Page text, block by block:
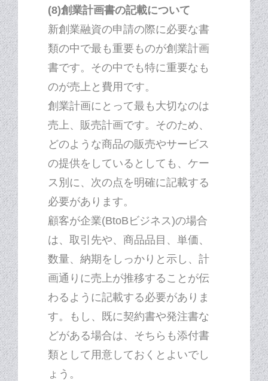
(8)創業計画書の記載について
新創業融資の申請の際に必要な書
類の中で最も重要ものが創業計画
書です。その中でも特に重要なも
のが売上と費用です。
創業計画にとって最も大切なのは
売上、販売計画です。そのため、
どのような商品の販売やサービス
の提供をしているとしても、ケー
ス別に、次の点を明確に記載する
必要があります。
顧客が企業(BtoBビジネス)の場合
は、取引先や、商品品目、単価、
数量、納期をしっかりと示し、計
画通りに売上が推移することが伝
わるように記載する必要がありま
す。もし、既に契約書や発注書な
どがある場合は、そちらも添付書
類として用意しておくとよいでし
ょう。